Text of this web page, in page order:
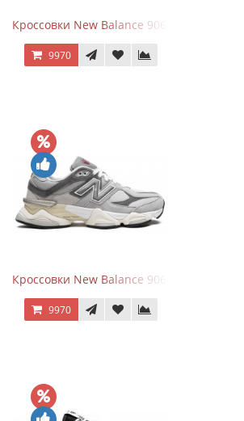
Кроссовки New Balance 9060 Mushroom
9970
Кроссовки New Balance 9060 Rain Cloud
9970